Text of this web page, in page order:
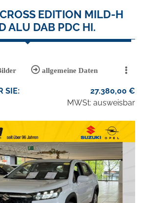
EDITION MILD-H
ALU DAB PDC HI.
allgemeine Daten
SIE: 27.380,00 €
MWSt: ausweisbar